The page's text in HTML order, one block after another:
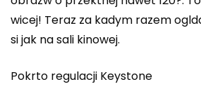
wicej! Teraz za kadym razem
si jak na sali kinowej.
Pokrto regulacji Keystone